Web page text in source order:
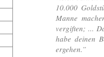
10.000
Manne
vergiften; ...
habe deinen
ergehen.”